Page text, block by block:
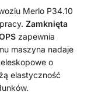
Merlo P34.10
Zamknięta
zapewnia
maszyna nadaje
o
elastyczność